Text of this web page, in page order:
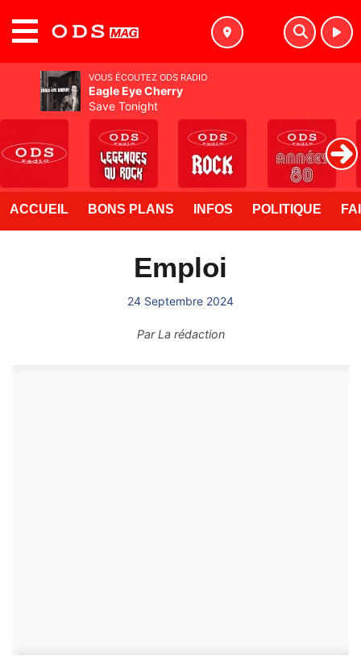
ACCUEIL BONS PLANS INFOS POLITIQUE
Emploi
24 Septembre 2024
ParLa rédaction
VOUS ÉCOUTEZ ODS RADIO
Eagle Eye Cherry
Save Tonight